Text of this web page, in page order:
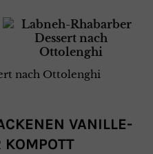
VANILLE-
KOMPOTT